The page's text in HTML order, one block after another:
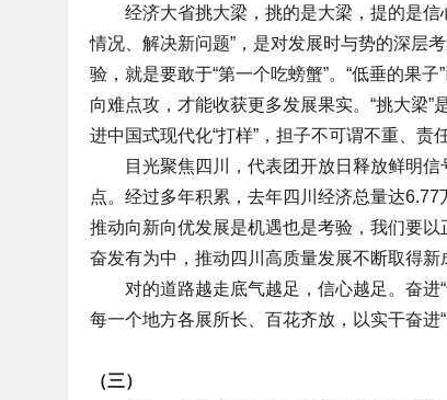
经济大省挑大梁，挑的是大梁，提的是信
情况、解决新问题”，是对发展时与势的深层
验，就是要敢于“第一个吃螃蟹”。“低垂的果
向难点攻，才能收获更多发展果实。“挑大梁”
进中国式现代化“打样”，担子不可谓不重、责
目光聚焦四川，代表团开放日释放鲜明信
点。经过多年积累，去年四川经济总量达
推动向新向优发展是机遇也是考验，我们要
奋发有为中，推动四川高质量发展不断取得新
对的道路越走底气越足，信心越足。奋进“
每一个地方各展所长、百花齐放，以实干奋进
（三）